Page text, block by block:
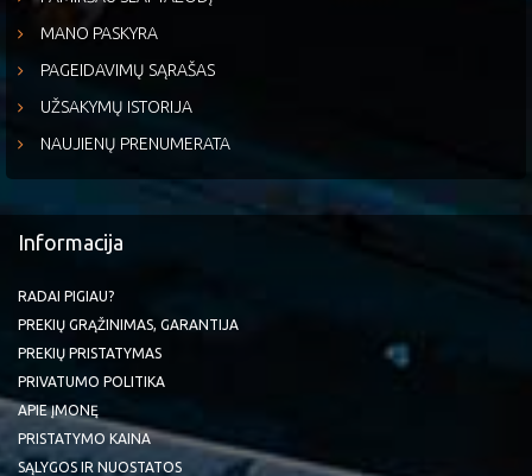
MANO PASKYRA
PAGEIDAVIMŲ SĄRAŠAS
UŽSAKYMŲ ISTORIJA
NAUJIENŲ PRENUMERATA
Informacija
RADAI PIGIAU?
PREKIŲ GRĄŽINIMAS, GARANTIJA
PREKIŲ PRISTATYMAS
PRIVATUMO POLITIKA
APIE ĮMONĘ
PRISTATYMO KAINA
SĄLYGOS IR NUOSTATOS